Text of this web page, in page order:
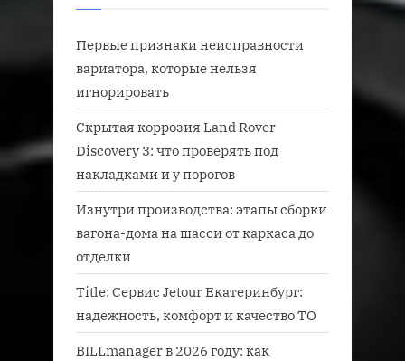
Первые признаки неисправности
вариатора, которые нельзя
игнорировать
Скрытая коррозия Land Rover
Discovery 3: что проверять под
накладками и у порогов
Изнутри производства: этапы сборки
вагона-дома на шасси от каркаса до
отделки
Title: Сервис Jetour Екатеринбург:
надежность, комфорт и качество ТО
BILLmanager в 2026 году: как